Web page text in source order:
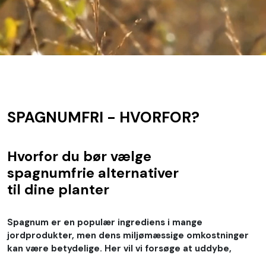
SPAGNUMFRI - HVORFOR?
Hvorfor du bør vælge
spagnumfrie alternativer
til dine planter
Spagnum er en populær ingrediens i mange
jordprodukter, men dens miljømæssige omkostninger
kan være betydelige. Her vil vi forsøge at uddybe,